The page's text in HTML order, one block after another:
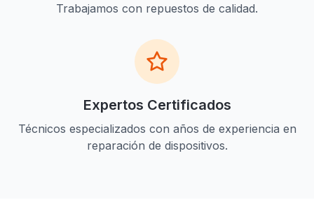
Trabajamos con repuestos de calidad.
Expertos Certificados
Técnicos especializados con años de experiencia en
reparación de dispositivos.